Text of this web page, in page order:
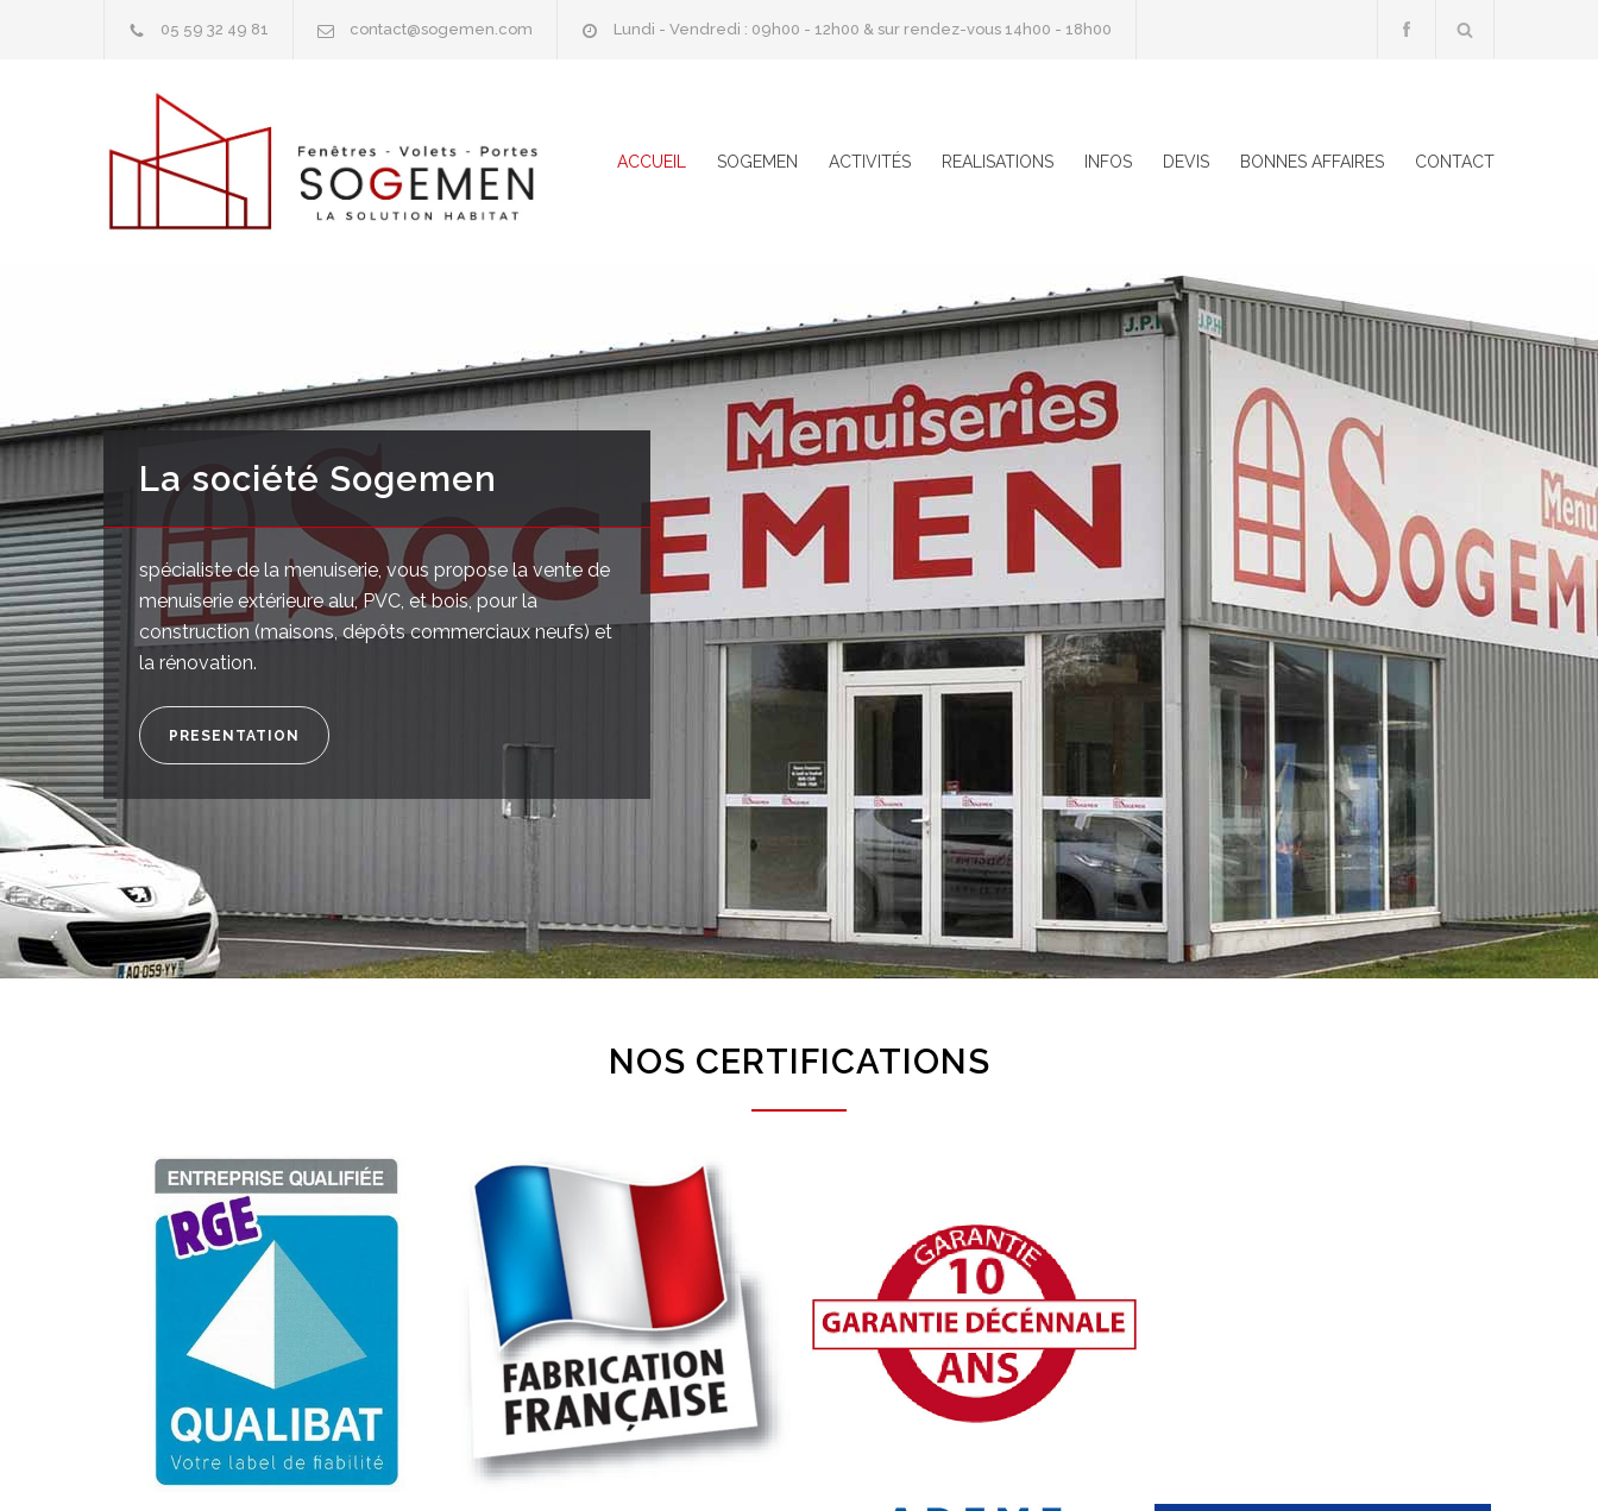
05 59 32 49 81 contact@sogemen.com Lundi - Vendredi : 09h00 - 12h00 & sur rendez-vous 14h00 - 18h00
ACCUEIL SOGEMEN ACTIVITÉS REALISATIONS INFOS DEVIS BONNES AFFAIRES CONTACT
La société Sogemen
spécialiste de la menuiserie, vous propose la vente de
menuiserie extérieure alu, PVC, et bois, pour la
construction (maisons, dépôts commerciaux neufs) et
la rénovation.
PRESENTATION
NOS CERTIFICATIONS